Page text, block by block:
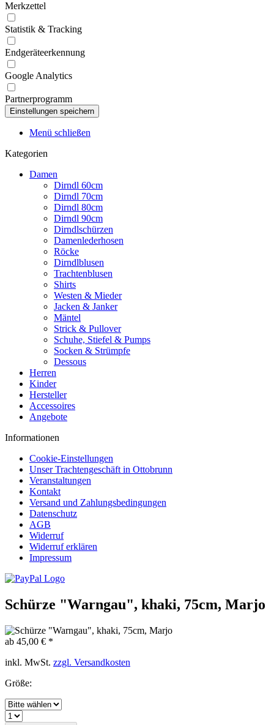
Merkzettel
Statistik & Tracking
Endgeräteerkennung
Google Analytics
Partnerprogramm
Menü schließen
Kategorien
Damen
Dirndl 60cm
Dirndl 70cm
Dirndl 80cm
Dirndl 90cm
Dirndlschürzen
Damenlederhosen
Röcke
Dirndlblusen
Trachtenblusen
Shirts
Westen & Mieder
Jacken & Janker
Mäntel
Strick & Pullover
Schuhe, Stiefel & Pumps
Socken & Strümpfe
Dessous
Herren
Kinder
Hersteller
Accessoires
Angebote
Informationen
Cookie-Einstellungen
Unser Trachtengeschäft in Ottobrunn
Veranstaltungen
Kontakt
Versand und Zahlungsbedingungen
Datenschutz
AGB
Widerruf
Widerruf erklären
Impressum
Schürze "Warngau", khaki, 75cm, Marjo
ab 45,00 € *
inkl. MwSt. zzgl. Versandkosten
Größe: